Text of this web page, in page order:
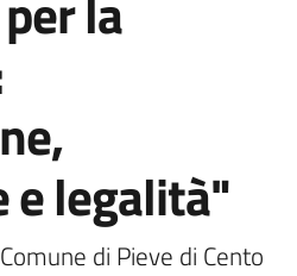
e legalità"
di Pieve di Cento